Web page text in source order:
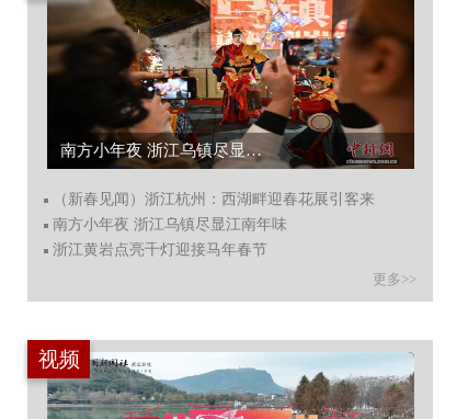
南方小年夜 浙江乌镇尽显江南年味...
（新春见闻）浙江杭州：西湖畔迎春花展引客来
南方小年夜 浙江乌镇尽显江南年味
浙江黄岩点亮千灯迎接马年春节
更多>>
视频